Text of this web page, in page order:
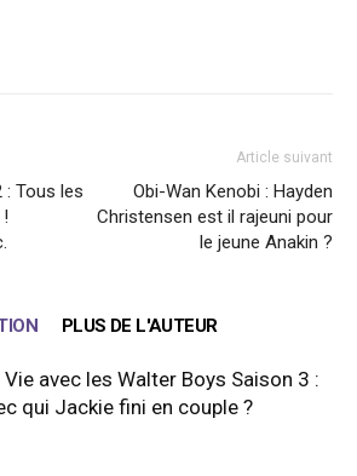
: Tous les
Article suivant
Obi-Wan Kenobi : Hayden
Christensen est il rajeuni pour
le jeune Anakin ?
PLUS DE L'AUTEUR
Vie avec les Walter Boys Saison 3 :
qui Jackie fini en couple ?